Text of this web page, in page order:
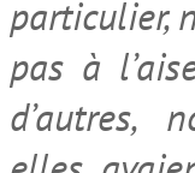
particulier,
pas à
d’autres,